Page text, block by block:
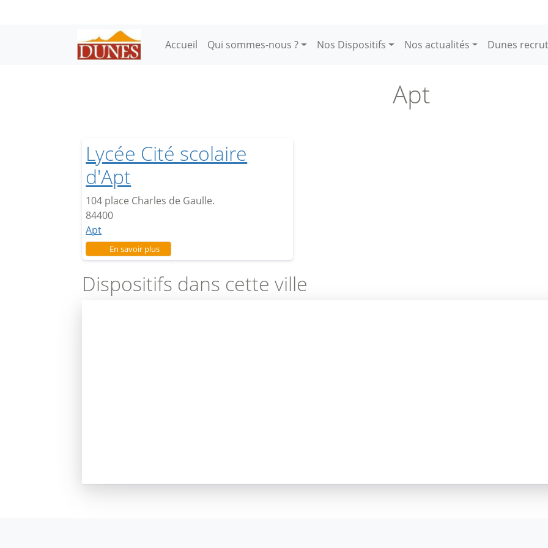
Main navigation
Accueil Qui sommes-nous ? Nos Dispositifs Nos actualités Dunes
Apt
Lycée Cité scolaire
d'Apt
104 place Charles de Gaulle.
84400
Apt
En savoir plussur Lycée Cité scolaire d'Apt
Dispositifs dans cette ville